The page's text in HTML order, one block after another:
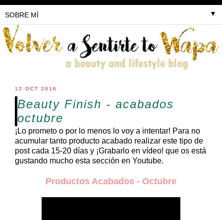
▼
12 OCT 2016
Beauty Finish - acabados
octubre
¡Lo prometo o por lo menos lo voy a intentar! Para no
acumular tanto producto acabado realizar este tipo de
post cada 15-20 días y ¡Grabarlo en vídeo! que os está
gustando mucho esta sección en Youtube.
Productos Acabados - Octubre